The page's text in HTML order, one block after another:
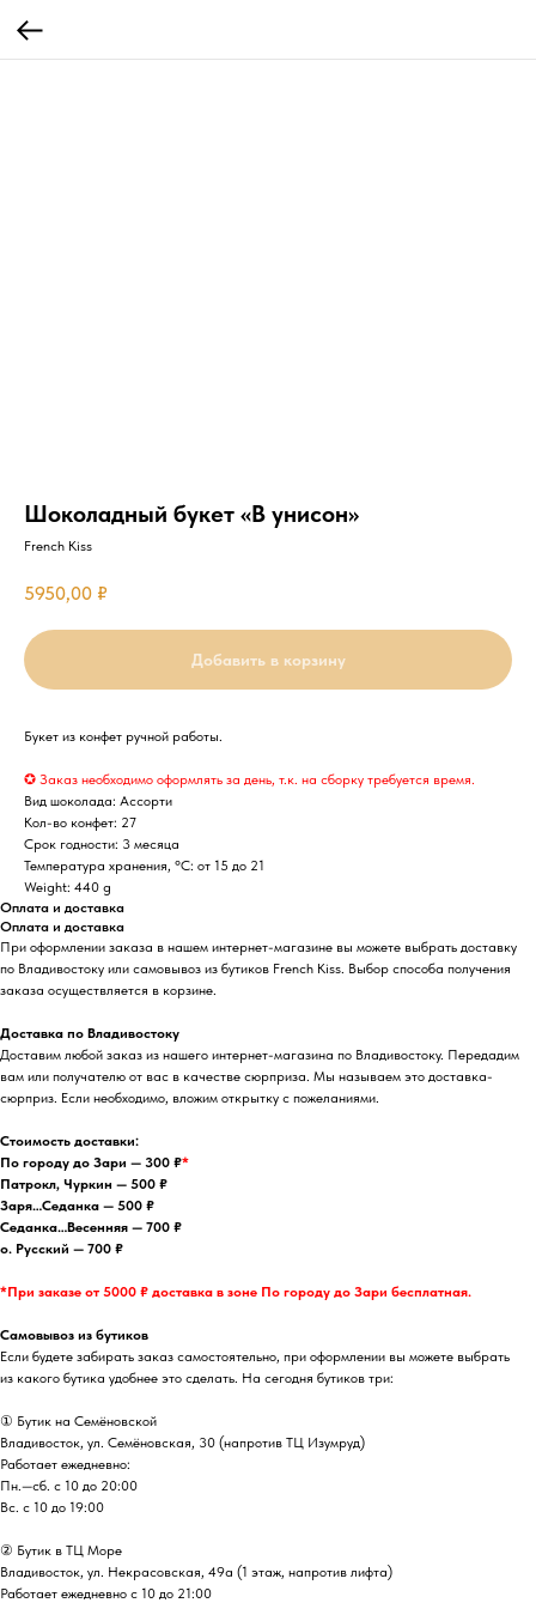
Шоколадный букет «В унисон»
French Kiss
5950,00 ₽
Добавить в корзину
Букет из конфет ручной работы.
✪ Заказ необходимо оформлять за день, т.к. на сборку требуется время.
Вид шоколада: Ассорти
Кол-во конфет: 27
Срок годности: 3 месяца
Температура хранения, °C: от 15 до 21
Weight: 440 g
Оплата и доставка
Оплата и доставка
При оформлении заказа в нашем интернет-магазине вы можете выбрать доставку
по Владивостоку или самовывоз из бутиков French Kiss. Выбор способа получения
заказа осуществляется в корзине.
Доставка по Владивостоку
Доставим любой заказ из нашего интернет-магазина по Владивостоку. Передадим
вам или получателю от вас в качестве сюрприза. Мы называем это доставка-
сюрприз. Если необходимо, вложим открытку с пожеланиями.
Стоимость доставки:
По городу до Зари — 300 ₽*
Патрокл, Чуркин — 500 ₽
Заря…Седанка — 500 ₽
Седанка…Весенняя — 700 ₽
о. Русский — 700 ₽
*При заказе от 5000 ₽ доставка в зоне По городу до Зари бесплатная.
Самовывоз из бутиков
Если будете забирать заказ самостоятельно, при оформлении вы можете выбрать
из какого бутика удобнее это сделать. На сегодня бутиков три:
① Бутик на Семёновской
Владивосток, ул. Семёновская, 30 (напротив ТЦ Изумруд)
Работает ежедневно:
Пн.—сб. с 10 до 20:00
Вс. с 10 до 19:00
② Бутик в ТЦ Море
Владивосток, ул. ​Некрасовская, 49а (1 этаж, напротив лифта)
Работает ежедневно с 10 до 21:00